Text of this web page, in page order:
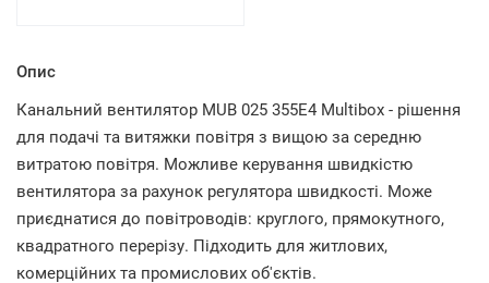
Опис
Канальний вентилятор MUB 025 355E4 Multibox - рішення
для подачі та витяжки повітря з вищою за середню
витратою повітря. Можливе керування швидкістю
вентилятора за рахунок регулятора швидкості. Може
приєднатися до повітроводів: круглого, прямокутного,
квадратного перерізу. Підходить для житлових,
комерційних та промислових об'єктів.